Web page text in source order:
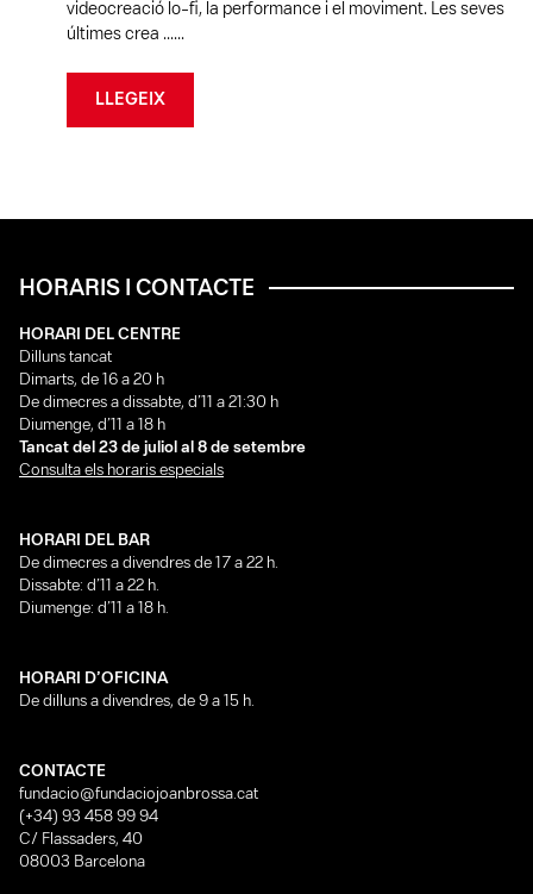
videocreació lo-fi, la performance i el moviment. Les seves
últimes crea ......
LLEGEIX
HORARIS I CONTACTE
HORARI DEL CENTRE
Dilluns tancat
Dimarts, de 16 a 20 h
De dimecres a dissabte, d’11 a 21:30 h
Diumenge, d’11 a 18 h
Tancat del 23 de juliol al 8 de setembre
Consulta els horaris especials
HORARI DEL BAR
De dimecres a divendres de 17 a 22 h.
Dissabte: d’11 a 22 h.
Diumenge: d’11 a 18 h.
HORARI D’OFICINA
De dilluns a divendres, de 9 a 15 h.
CONTACTE
fundacio@fundaciojoanbrossa.cat
(+34) 93 458 99 94
C/ Flassaders, 40
08003 Barcelona